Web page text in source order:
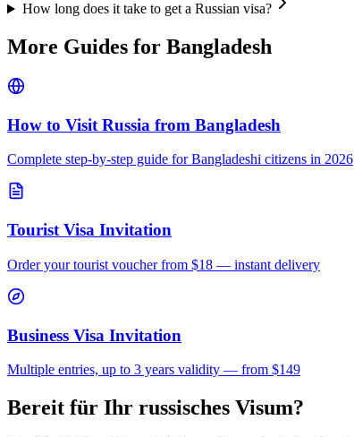
How long does it take to get a Russian visa?
More Guides for Bangladesh
How to Visit Russia from Bangladesh
Complete step-by-step guide forBangladeshi citizens in 2026
Tourist Visa Invitation
Order your tourist voucher from $18 — instant delivery
Business Visa Invitation
Multiple entries, up to 3 years validity — from $149
Bereit für Ihr russisches Visum?